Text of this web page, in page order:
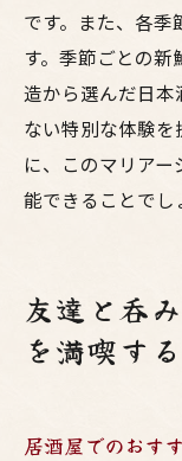
です。また、各
す。季節ごとの
造から選んだ日本
ない特別な体験
に、このマリア
能できることでし
友達と呑
を満喫す
居酒屋でのおす